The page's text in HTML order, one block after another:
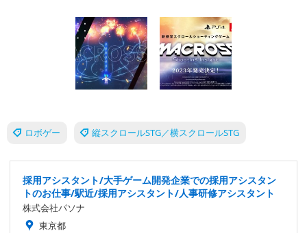
ロボゲー 縦スクロールSTG／横スクロールSTG
採用アシスタント/大手ゲーム開発企業での採用アシスタン
トのお仕事/駅近/採用アシスタント/人事研修アシスタント
株式会社パソナ
東京都